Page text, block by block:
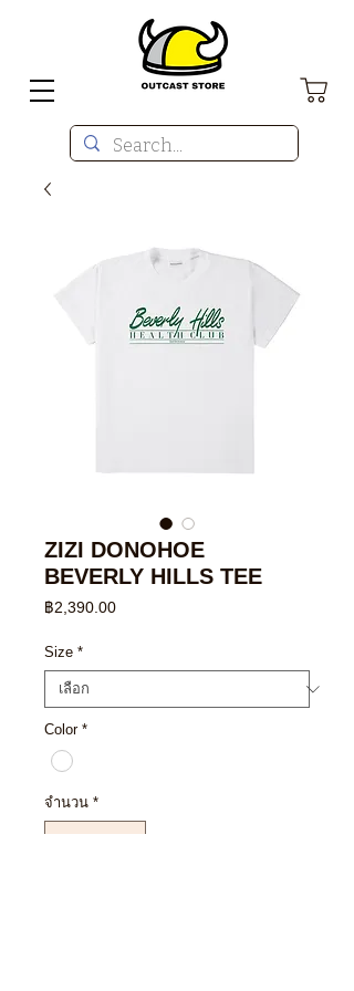
ZIZI DONOHOE
BEVERLY HILLS TEE
฿2,390.00ราคา
Size *
Color *
จำนวน *